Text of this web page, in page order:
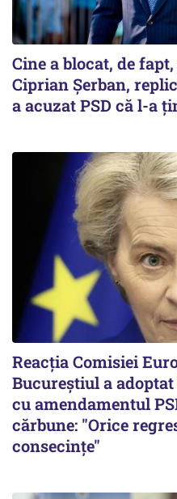
Cine a blocat, de
Ciprian Șerban,
a acuzat PSD că l-a
Reacția Comisiei
Bucureștiul a
cu amendamentul
cărbune: "Orice
consecințe"